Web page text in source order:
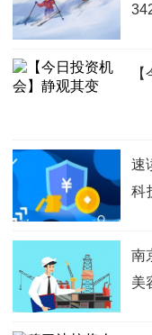
速
科
春
南
美